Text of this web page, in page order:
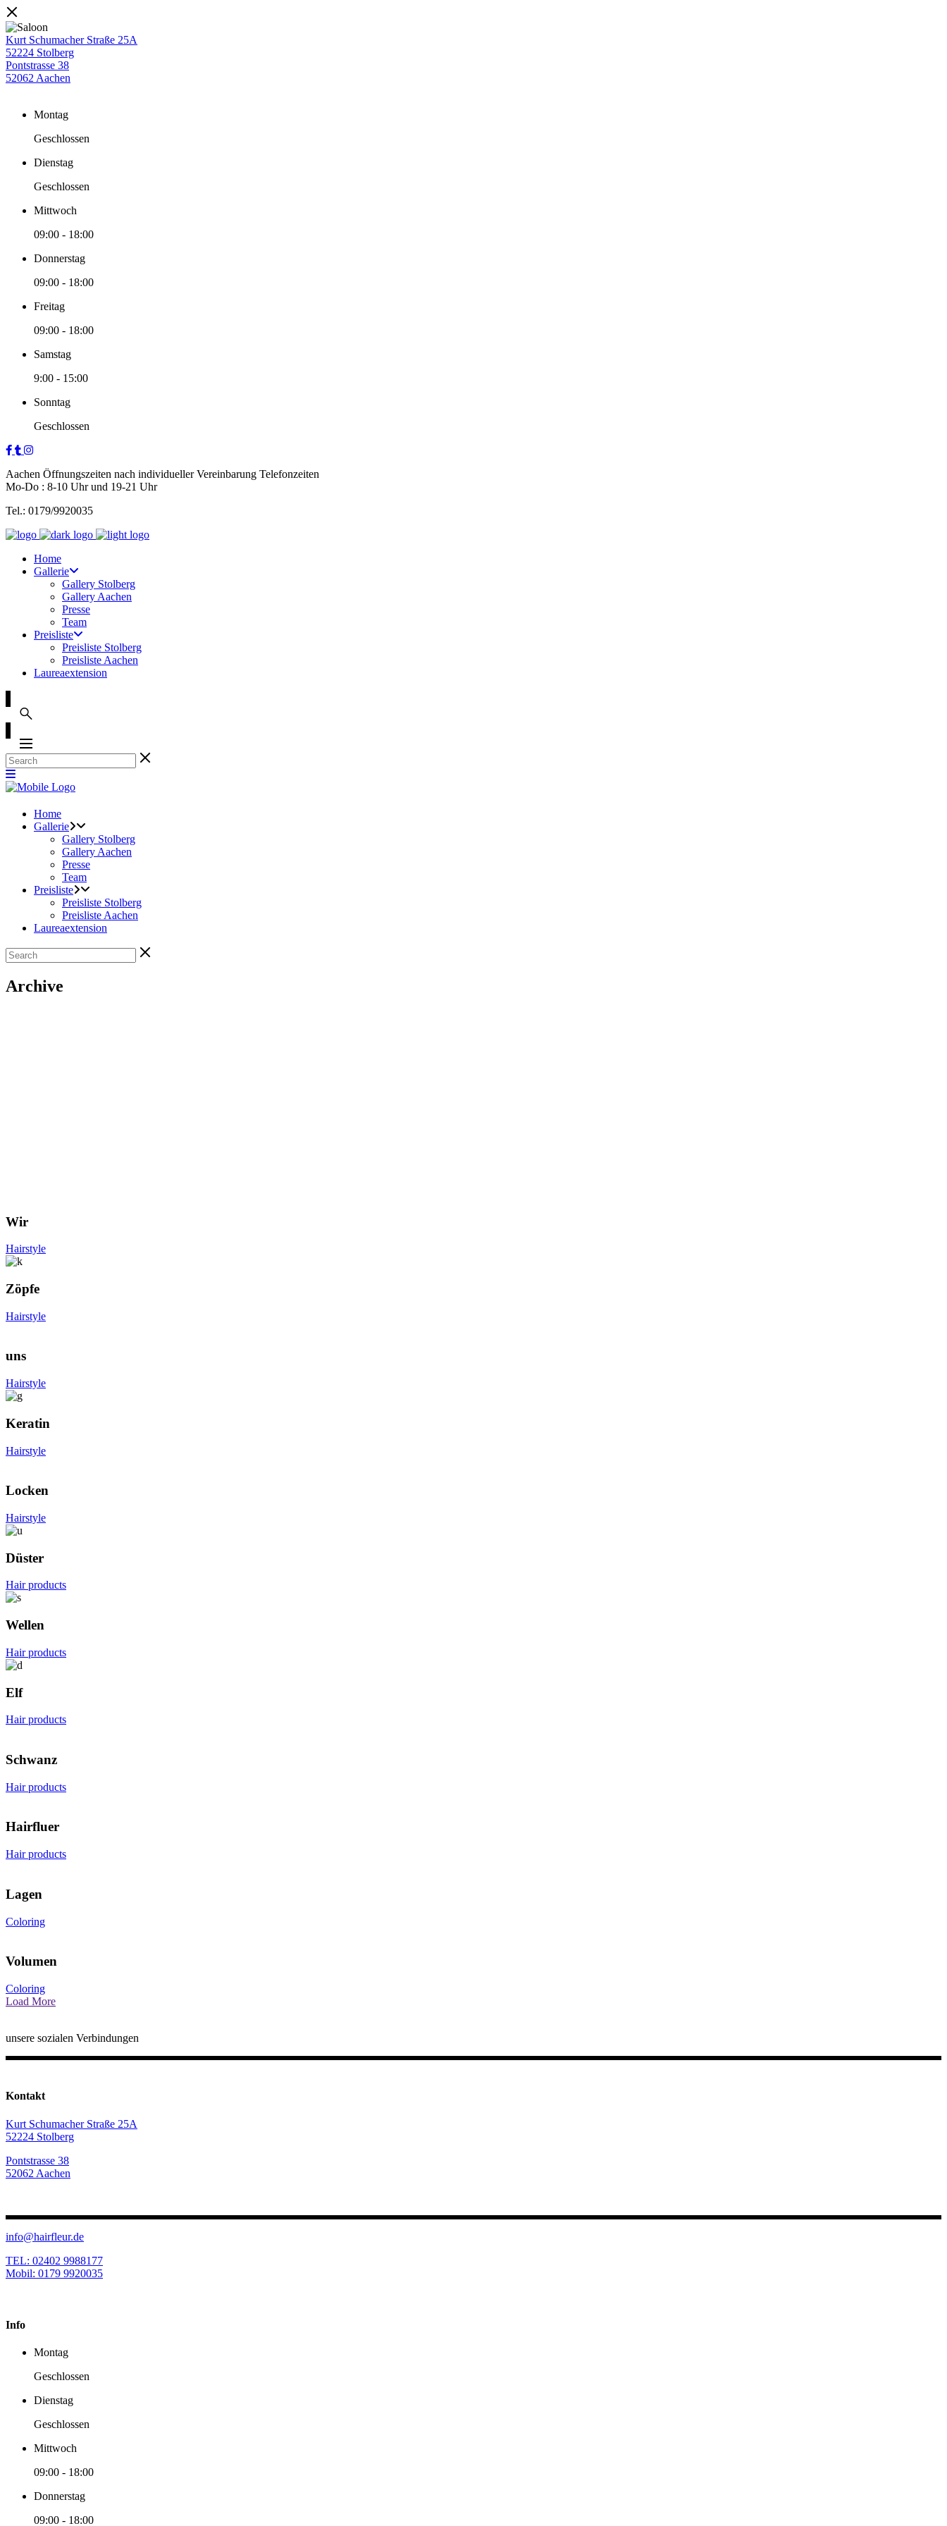
Kurt Schumacher Straße 25A
52224 Stolberg
Pontstrasse 38
52062 Aachen
Montag
Geschlossen
Dienstag
Geschlossen
Mittwoch
09:00 - 18:00
Donnerstag
09:00 - 18:00
Freitag
09:00 - 18:00
Samstag
9:00 - 15:00
Sonntag
Geschlossen
Aachen Öffnungszeiten nach individueller Vereinbarung Telefonzeiten
Mo-Do : 8-10 Uhr und 19-21 Uhr
Tel.: 0179/9920035
Home
Gallerie
Gallery Stolberg
Gallery Aachen
Presse
Team
Preisliste
Preisliste Stolberg
Preisliste Aachen
Laureaextension
Home
Gallerie
Gallery Stolberg
Gallery Aachen
Presse
Team
Preisliste
Preisliste Stolberg
Preisliste Aachen
Laureaextension
Archive
Wir
Hairstyle
Zöpfe
Hairstyle
uns
Hairstyle
Keratin
Hairstyle
Locken
Hairstyle
Düster
Hair products
Wellen
Hair products
Elf
Hair products
Schwanz
Hair products
Hairfluer
Hair products
Lagen
Coloring
Volumen
Coloring
Load More
unsere sozialen Verbindungen
Kontakt
Kurt Schumacher Straße 25A
52224 Stolberg
Pontstrasse 38
52062 Aachen
info@hairfleur.de
TEL: 02402 9988177
Mobil: 0179 9920035
Info
Montag
Geschlossen
Dienstag
Geschlossen
Mittwoch
09:00 - 18:00
Donnerstag
09:00 - 18:00